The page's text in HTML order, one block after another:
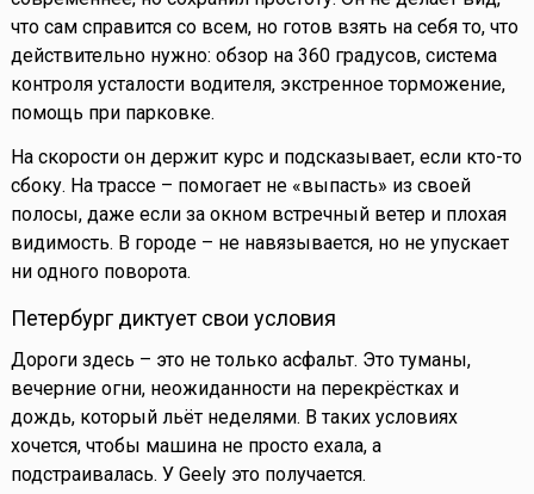
что сам справится со всем, но готов взять на себя то, что
действительно нужно: обзор на 360 градусов, система
контроля усталости водителя, экстренное торможение,
помощь при парковке.
На скорости он держит курс и подсказывает, если кто-то
сбоку. На трассе – помогает не «выпасть» из своей
полосы, даже если за окном встречный ветер и плохая
видимость. В городе – не навязывается, но не упускает
ни одного поворота.
Петербург диктует свои условия
Дороги здесь – это не только асфальт. Это туманы,
вечерние огни, неожиданности на перекрёстках и
дождь, который льёт неделями. В таких условиях
хочется, чтобы машина не просто ехала, а
подстраивалась. У Geely это получается.